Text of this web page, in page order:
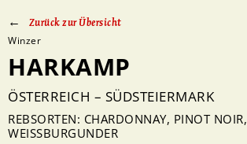
Zurück zur Übersicht
Winzer
HARKAMP
ÖSTERREICH – SÜDSTEIERMARK
REBSORTEN: CHARDONNAY, PINOT NOIR,
WEISSBURGUNDER